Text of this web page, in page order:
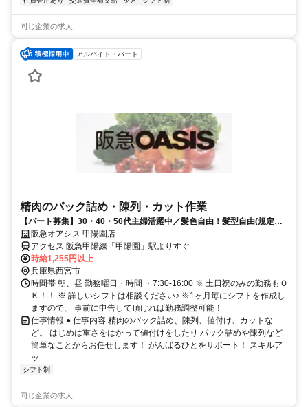
同じ企業の求人
アルバイト・パート
精肉のパック詰め・陳列・カット作業
【パート募集】30・40・50代主婦活躍中／髪色自由！髪型自由(規定
有)、嬉しいお買い物特典あり♪
阪急オアシス 甲陽園店
アクセス 阪急甲陽線「甲陽園」駅よりすぐ
時給1,255円以上
兵庫県西宮市
時間帯 朝、昼 勤務曜日・時間 ・7:30-16:00 ※ 土日祝のみの勤務もＯ
Ｋ！！ ※ 詳しいシフトは相談ください♪ ※1ヶ月毎にシフトを作成し
ますので、 事前に申告して頂ければ勤務調整可能！
仕事情報 ● 仕事内容 精肉のパック詰め、陳列、値付け、カットな
ど。 はじめは重さをはかって値付けをしたり パック詰めや陳列など
簡単なことからお任せします！ がんばるひとをサポート！ スキルア
ッ...
シフト制
同じ企業の求人